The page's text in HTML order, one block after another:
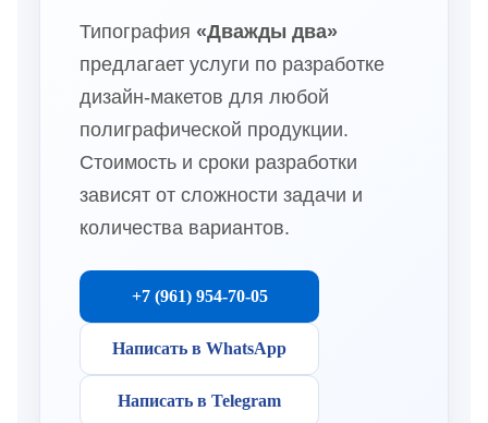
Типография «Дважды два»
предлагает услуги по разработке
дизайн-макетов для любой
полиграфической продукции.
Стоимость и сроки разработки
зависят от сложности задачи и
количества вариантов.
+7 (961) 954-70-05
Написать в WhatsApp
Написать в Telegram